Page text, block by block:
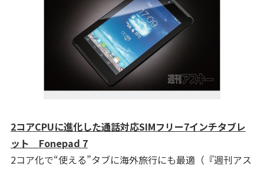
2コアCPUに進化した通話対応SIMフリー7インチタブレ
ット Fonepad 7
2コア化で“使える”タブに海外旅行にも最適（『週刊アス